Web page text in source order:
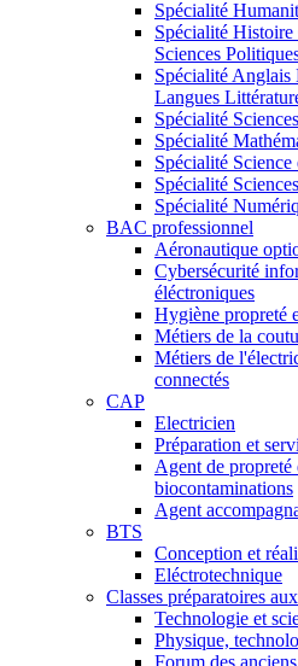
Spécialité
Spécialité
Sciences
Spécialité Anglais
Langues
Spécialité
Spécialité
Spécialité
Spécialité
Spécialité
BAC professionnel
Aéronautique
Cybersécurité
éléctroniques
Hygiène propreté
Métiers de la
Métiers de
connectés
CAP
Electricien
Préparation et
Agent de propreté
biocontaminations
Agent
BTS
Conception et
Eléctrotechnique
Classes préparatoires
Technologie et
Physique,
Forum des anciens